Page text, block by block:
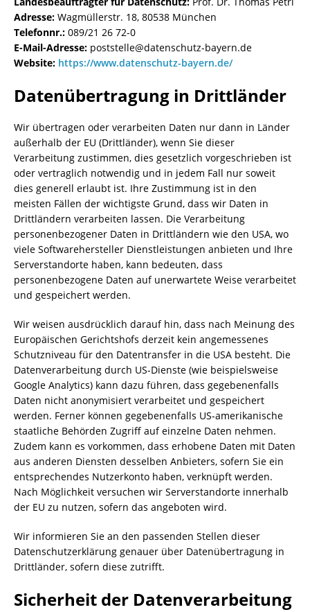
Adresse: Wagmüllerstr. 18, 80538 München
Telefonnr.: 089/21 26 72-0
E-Mail-Adresse: poststelle@datenschutz-bayern.de
Website: https://www.datenschutz-bayern.de/
Datenübertragung in Drittländer
Wir übertragen oder verarbeiten Daten nur dann in Länder
außerhalb der EU (Drittländer), wenn Sie dieser
Verarbeitung zustimmen, dies gesetzlich vorgeschrieben ist
oder vertraglich notwendig und in jedem Fall nur soweit
dies generell erlaubt ist. Ihre Zustimmung ist in den
meisten Fällen der wichtigste Grund, dass wir Daten in
Drittländern verarbeiten lassen. Die Verarbeitung
personenbezogener Daten in Drittländern wie den USA, wo
viele Softwarehersteller Dienstleistungen anbieten und Ihre
Serverstandorte haben, kann bedeuten, dass
personenbezogene Daten auf unerwartete Weise verarbeitet
und gespeichert werden.
Wir weisen ausdrücklich darauf hin, dass nach Meinung des
Europäischen Gerichtshofs derzeit kein angemessenes
Schutzniveau für den Datentransfer in die USA besteht. Die
Datenverarbeitung durch US-Dienste (wie beispielsweise
Google Analytics) kann dazu führen, dass gegebenenfalls
Daten nicht anonymisiert verarbeitet und gespeichert
werden. Ferner können gegebenenfalls US-amerikanische
staatliche Behörden Zugriff auf einzelne Daten nehmen.
Zudem kann es vorkommen, dass erhobene Daten mit Daten
aus anderen Diensten desselben Anbieters, sofern Sie ein
entsprechendes Nutzerkonto haben, verknüpft werden.
Nach Möglichkeit versuchen wir Serverstandorte innerhalb
der EU zu nutzen, sofern das angeboten wird.
Wir informieren Sie an den passenden Stellen dieser
Datenschutzerklärung genauer über Datenübertragung in
Drittländer, sofern diese zutrifft.
Sicherheit der Datenverarbeitung